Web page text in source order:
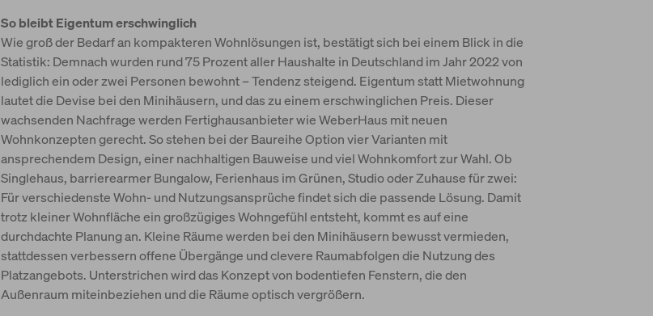
So bleibt Eigentum erschwinglich
Wie groß der Bedarf an kompakteren Wohnlösungen ist, bestätigt sich bei einem Blick in die
Statistik: Demnach wurden rund 75 Prozent aller Haushalte in Deutschland im Jahr 2022 von
lediglich ein oder zwei Personen bewohnt – Tendenz steigend. Eigentum statt Mietwohnung
lautet die Devise bei den Minihäusern, und das zu einem erschwinglichen Preis. Dieser
wachsenden Nachfrage werden Fertighausanbieter wie WeberHaus mit neuen
Wohnkonzepten gerecht. So stehen bei der Baureihe Option vier Varianten mit
ansprechendem Design, einer nachhaltigen Bauweise und viel Wohnkomfort zur Wahl. Ob
Singlehaus, barrierearmer Bungalow, Ferienhaus im Grünen, Studio oder Zuhause für zwei:
Für verschiedenste Wohn- und Nutzungsansprüche findet sich die passende Lösung. Damit
trotz kleiner Wohnfläche ein großzügiges Wohngefühl entsteht, kommt es auf eine
durchdachte Planung an. Kleine Räume werden bei den Minihäusern bewusst vermieden,
stattdessen verbessern offene Übergänge und clevere Raumabfolgen die Nutzung des
Platzangebots. Unterstrichen wird das Konzept von bodentiefen Fenstern, die den
Außenraum miteinbeziehen und die Räume optisch vergrößern.